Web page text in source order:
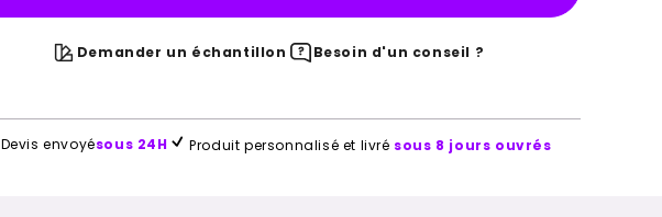
Demander un échantillon Besoin d'un conseil ?
Devis envoyésous 24H Produit personnalisé et livré sous 8 jours ouvrés